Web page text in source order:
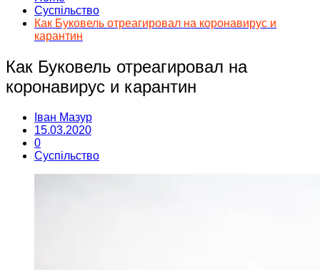
Суспільство
Как Буковель отреагировал на коронавирус и
карантин
Как Буковель отреагировал на
коронавирус и карантин
Іван Мазур
15.03.2020
0
Суспільство